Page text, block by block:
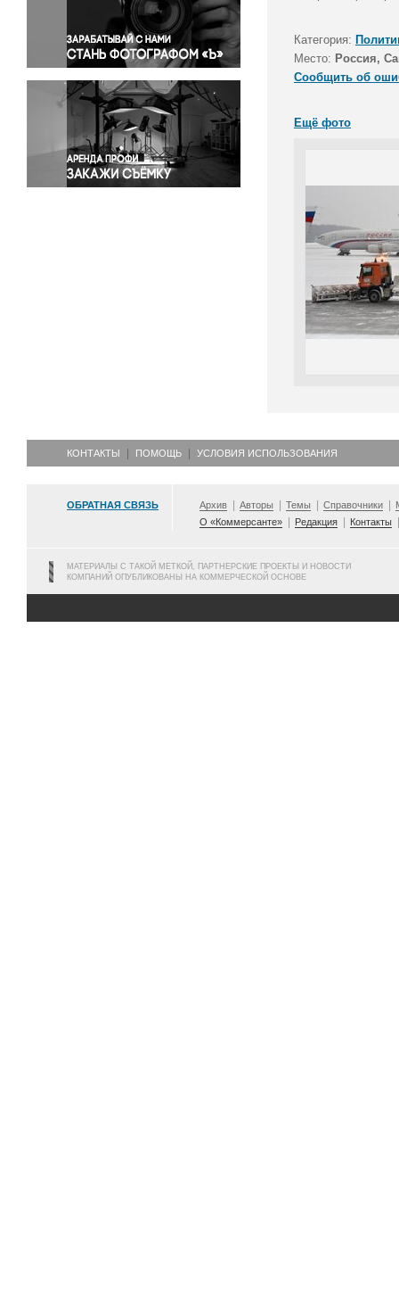
Правосудие
Происшествия и конфликты
Религия
Светская жизнь
Спорт
Экология
Экономика и бизнес
Категория:
Место: Россия,
Сообщить об
Ещё фото
КОНТАКТЫ ПОМОЩЬ УСЛОВИЯ ИСПОЛЬЗОВАНИЯ
ОБРАТНАЯ СВЯЗЬ Архив Авторы Темы Справочники
О «Коммерсанте»
Редакция Контакты
МАТЕРИАЛЫ С ТАКОЙ МЕТКОЙ, ПАРТНЕРСКИЕ ПРОЕКТЫ И НОВОСТИ
КОМПАНИЙ ОПУБЛИКОВАНЫ НА КОММЕРЧЕСКОЙ ОСНОВЕ